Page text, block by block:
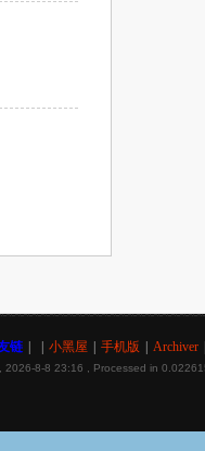
链 小黑屋 手机版 Archiver
2026-8-8 23:16 , Processed in